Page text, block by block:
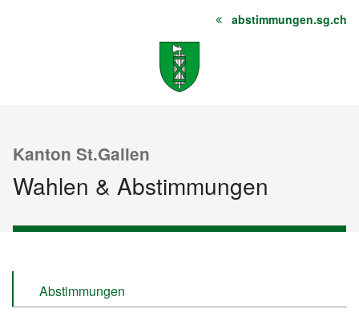
Startseite
Sitemap abstimmungen.sg.ch
Kanton St.Gallen
Wahlen & Abstimmungen
Abstimmungen